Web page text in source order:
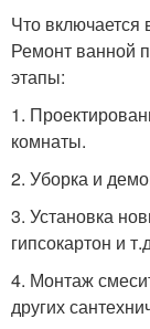
Что включается
Ремонт ванной
этапы:
1.
комнаты.
2. Уборка и
3. Установка
гипсокартон и
4. Монтаж
других